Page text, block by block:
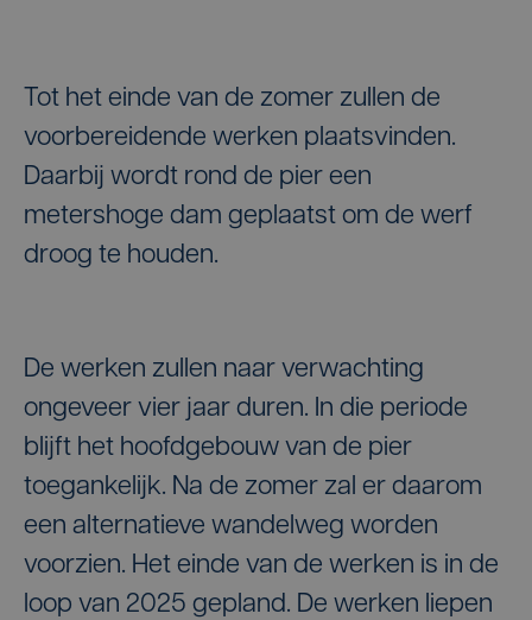
Tot het einde van de zomer zullen de
voorbereidende werken plaatsvinden.
Daarbij wordt rond de pier een
metershoge dam geplaatst om de werf
droog te houden.
De werken zullen naar verwachting
ongeveer vier jaar duren. In die periode
blijft het hoofdgebouw van de pier
toegankelijk. Na de zomer zal er daarom
een alternatieve wandelweg worden
voorzien. Het einde van de werken is in de
loop van 2025 gepland. De werken liepen